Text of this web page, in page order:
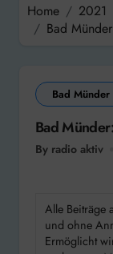
Home 2021
Bad
Bad Münder
Bad
By radio aktiv
Alle Beiträge
und ohne
Ermöglicht